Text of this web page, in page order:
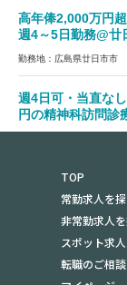
高年俸2,000万円
週4～5日勤務@
勤務地：広島県廿日市市
週4日可・当直な
円の精神科訪問診
TOP
常勤求人を
非常勤求人
スポット求
転職のご相談